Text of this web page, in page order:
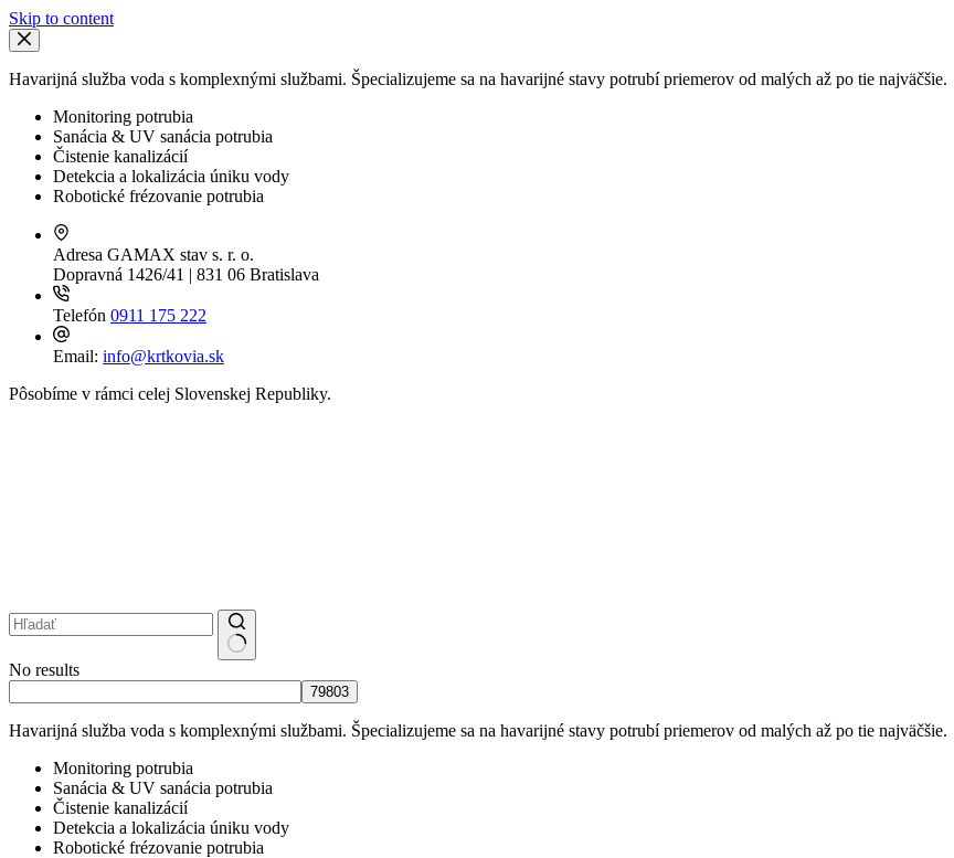
Skip to content
Havarijná služba voda s komplexnými službami. Špecializujeme sa na havarijné stavy potrubí priemerov od malých až po tie najväčšie.
Monitoring potrubia
Sanácia & UV sanácia potrubia
Čistenie kanalizácií
Detekcia a lokalizácia úniku vody
Robotické frézovanie potrubia
Adresa GAMAX stav s. r. o.
Dopravná 1426/41 | 831 06 Bratislava
Telefón 0911 175 222
Email: info@krtkovia.sk
Pôsobíme v rámci celej Slovenskej Republiky.
No results
Havarijná služba voda s komplexnými službami. Špecializujeme sa na havarijné stavy potrubí priemerov od malých až po tie najväčšie.
Monitoring potrubia
Sanácia & UV sanácia potrubia
Čistenie kanalizácií
Detekcia a lokalizácia úniku vody
Robotické frézovanie potrubia